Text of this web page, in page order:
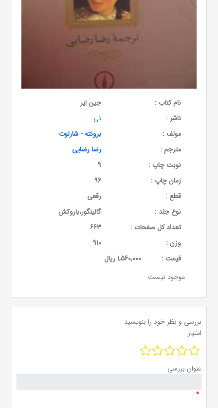
نام کتاب :
جین ایر
ناشر :
نی
مولف :
برونته - شارلوت
مترجم :
رضا رضایی
نوبت چاپ :
9
زمان چاپ :
96
قطع :
رقعی
نوع جلد :
گالینگور،باروکش
تعداد کل صفحات :
663
وزن :
910
قيمت :
1,560,000 ریال
موجود نیست
بررسی و نظر خود را بنویسید
امتیاز
عنوان بررسی
*